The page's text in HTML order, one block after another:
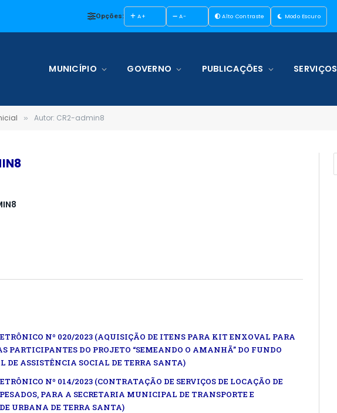
Opções: A+ A- Alto Contraste Modo Escuro
MUNICÍPIO GOVERNO PUBLICAÇÕES SERVIÇOS
» Autor: CR2-admin8
Nº 020/2023 (AQUISIÇÃO DE ITENS PARA KIT ENXOVAL PARA
PARTICIPANTES DO PROJETO “SEMEANDO O AMANHÃ” DO FUNDO
DE ASSISTÊNCIA SOCIAL DE TERRA SANTA)
Nº 014/2023 (CONTRATAÇÃO DE SERVIÇOS DE LOCAÇÃO DE
PARA A SECRETARIA MUNICIPAL DE TRANSPORTE E
URBANA DE TERRA SANTA)